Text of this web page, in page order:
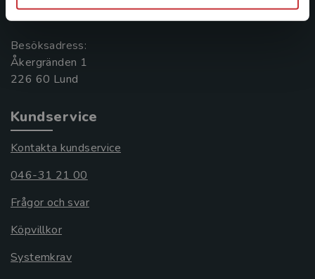
221 00 Lund
Besöksadress:
Åkergränden 1
Kundservice
Kontakta kundservice
046-31 21 00
Frågor och svar
Köpvillkor
Systemkrav